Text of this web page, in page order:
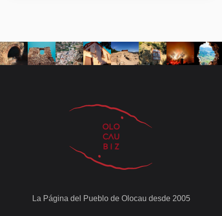
La Página del Pueblo de Olocau desde 2005